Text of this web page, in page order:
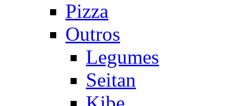
Pizza
Outros
Legumes
Seitan